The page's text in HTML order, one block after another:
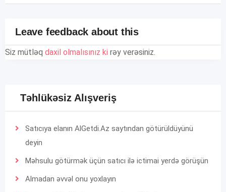
Leave feedback about this
Siz mütləq daxil olmalısınız ki rəy verəsiniz.
Təhlükəsiz Alışveriş
Satıcıya elanın AlGetdi.Az saytından götürüldüyünü
deyin
Məhsulu götürmək üçün satıcı ilə ictimai yerdə görüşün
Almadan əvvəl onu yoxlayın